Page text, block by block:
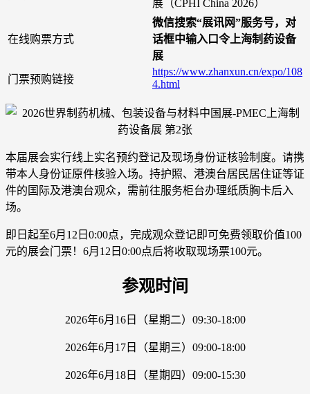
展（CPHI China 2026）
在线购票方式
微信搜索“展讯网”服务号，对
话框中输入口令上海制药设备
展
门票预购链接
https://www.zhanxun.cn/expo/108
4.html
本届展会实行线上实名预约登记及现场身份证核验制度。请携
带本人身份证原件核验入场。持护照、港澳台居民居住证等证
件的国际及港澳台观众，需前往服务柜台办理纸质胸卡后入
场。
即日起至6月12日0:00点，完成观众登记即可免费领取价值100
元的展会门票！6月12日0:00点后将收取现场票100元。
参观时间
2026年6月16日（星期二）09:30-18:00
2026年6月17日（星期三）09:00-18:00
2026年6月18日（星期四）09:00-15:30